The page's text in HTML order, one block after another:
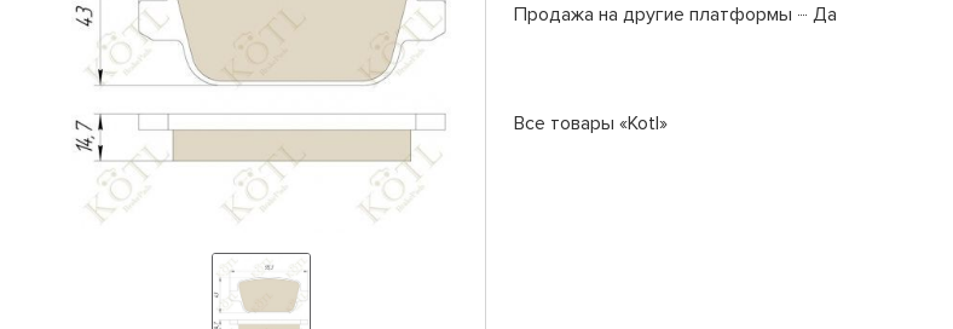
Продажа на другие платформы
Да
Все товары «Kotl»